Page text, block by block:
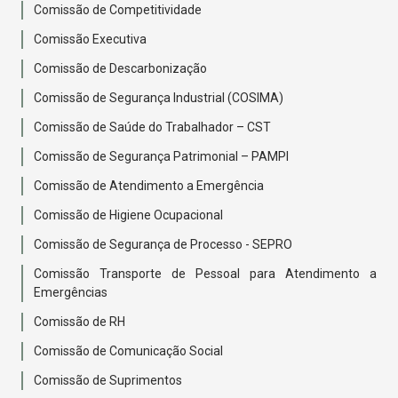
Comissão de Competitividade
Comissão Executiva
Comissão de Descarbonização
Comissão de Segurança Industrial (COSIMA)
Comissão de Saúde do Trabalhador – CST
Comissão de Segurança Patrimonial – PAMPI
Comissão de Atendimento a Emergência
Comissão de Higiene Ocupacional
Comissão de Segurança de Processo - SEPRO
Comissão Transporte de Pessoal para Atendimento a
Emergências
Comissão de RH
Comissão de Comunicação Social
Comissão de Suprimentos